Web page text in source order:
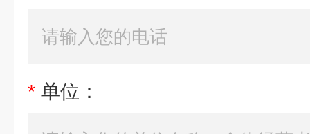
* 单位：